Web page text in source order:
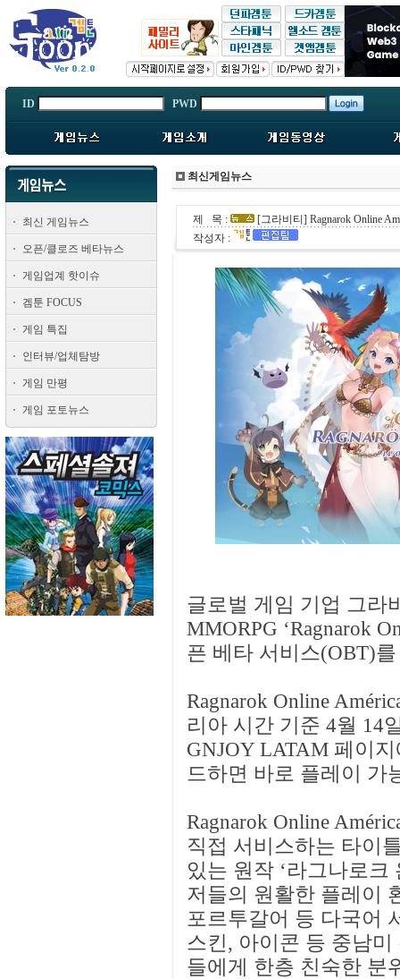
ID PWD
최신 게임뉴스
오픈/클로즈 베타뉴스
게임업계 핫이슈
겜툰 FOCUS
게임 특집
인터뷰/업체탐방
게임 만평
게임 포토뉴스
최신게임뉴스
제 목 :
[그라비티] Ragnarok Online
작성자 :
글로벌 게임 기업 그라
MMORPG ‘Ragnarok
픈 베타 서비스(OBT)
Ragnarok Online
리아 시간 기준 4월 14
GNJOY LATAM 페이
드하면 바로 플레이 가
Ragnarok Online
직접 서비스하는 타이
있는 원작 ‘라그나로크
저들의 원활한 플레이
포르투갈어 등 다국어
스킨, 아이콘 등 중남
들에게 한층 친숙한 분